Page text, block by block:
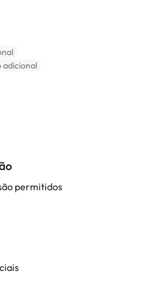
adicional
permitidos